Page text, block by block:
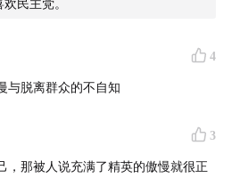
潜在
没有保持距离。面对在过去四年中拜
有所不同的问题上，她的回答是：“我
府中的重要成员，当然现在仍是政
间，她本可以在不丧失公信力的情况
，但这将是一种高风险的平衡行为。
民主党。
4
与脱离群众的不自知
3
，那被人说充满了精英的傲慢就很正